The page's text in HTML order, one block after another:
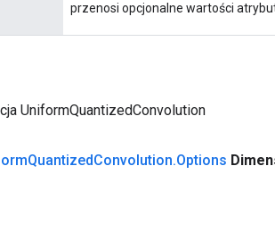
przenosi opcjonalne wartości
UniformQuantizedConvolution
QuantizedConvolution.Options